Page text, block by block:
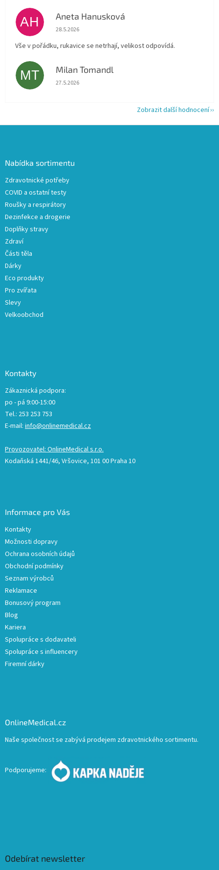
AH Aneta Hanusková
Hodnocení obchodu je 5 z 5 hvězdiček.
28.5.2026
Vše v pořádku, rukavice se netrhají, velikost odpovídá.
MT Milan Tomandl
Hodnocení obchodu je 5 z 5 hvězdiček.
27.5.2026
Zobrazit další hodnocení
Nabídka sortimentu
Zdravotnické potřeby
COVID a ostatní testy
Roušky a respirátory
Dezinfekce a drogerie
Doplňky stravy
Zdraví
Části těla
Dárky
Eco produkty
Pro zvířata
Slevy
Velkoobchod
Kontakty
Zákaznická podpora:
po - pá 9:00-15:00
Tel.: 253 253 753
E-mail: info@onlinemedical.cz
Provozovatel: OnlineMedical s.r.o.
Kodaňská 1441/46, Vršovice, 101 00 Praha 10
Informace pro Vás
Kontakty
Možnosti dopravy
Ochrana osobních údajů
Obchodní podmínky
Seznam výrobců
Reklamace
Bonusový program
Blog
Kariera
Spolupráce s dodavateli
Spolupráce s influencery
Firemní dárky
OnlineMedical.cz
Naše společnost se zabývá prodejem zdravotnického sortimentu.
Podporujeme:
Odebírat newsletter